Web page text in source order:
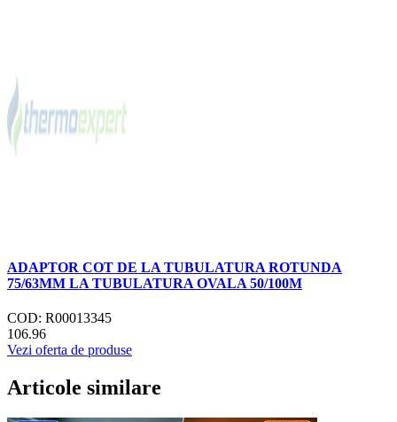
ADAPTOR COT DE LA TUBULATURA ROTUNDA
75/63MM LA TUBULATURA OVALA 50/100M
COD: R00013345
106.96
Vezi oferta de produse
Articole similare